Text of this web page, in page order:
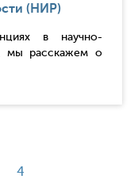
(НИР)
в научно-
мы расскажем о
4